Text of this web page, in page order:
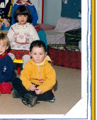
de multiples
avec accusé de
votre mairie : en
de papier,
suivre en
demande,